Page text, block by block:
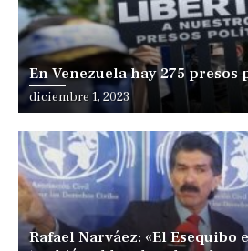
En Venezuela hay 275
Posted
on
diciembre 1, 2023
Rafael Narváez: «El Esequibo